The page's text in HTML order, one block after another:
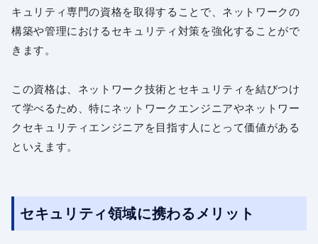
キュリティ専門の資格を取得することで、ネットワークの
構築や管理におけるセキュリティ対策を強化することがで
きます。
この資格は、ネットワーク技術とセキュリティを結びつけ
て学べるため、特にネットワークエンジニアやネットワー
クセキュリティエンジニアを目指す人にとって価値がある
といえます。
セキュリティ領域に携わるメリット